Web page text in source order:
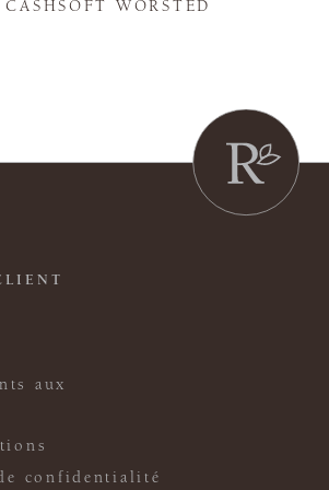
CASHSOFT WORSTED
aux
confidentialité